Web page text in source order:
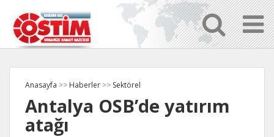
Anasayfa >> Haberler >> Sektörel
Antalya OSB’de yatırım
atağı